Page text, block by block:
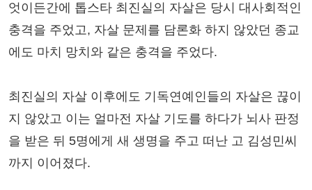
엇이든간에 톱스타 최진실의 자살은 당시 대사회적인
충격을 주었고, 자살 문제를 담론화 하지 않았던 종교
에도 마치 망치와 같은 충격을 주었다.
최진실의 자살 이후에도 기독연예인들의 자살은 끊이
지 않았고 이는 얼마전 자살 기도를 하다가 뇌사 판정
을 받은 뒤 5명에게 새 생명을 주고 떠난 고 김성민씨
까지 이어졌다.